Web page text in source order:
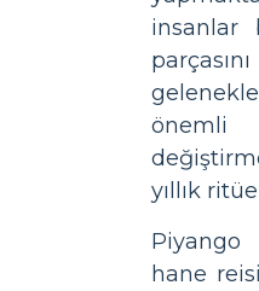
insanlar
yıllık
Piyango
hane